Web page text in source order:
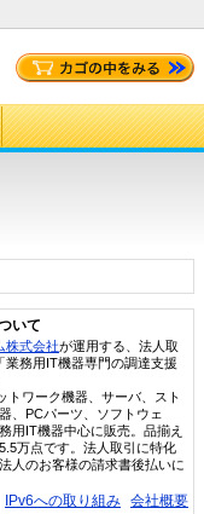
いて
株式会社が運用する、法人取
業務用IT機器専門の調達支援
トワーク機器、サーバ、スト
、PCパーツ、ソフトウェ
用IT機器中心に販売。品揃え
万点です。法人取引に特化
人のお客様の請求書後払いに
IPv6への取り組み 会社概要